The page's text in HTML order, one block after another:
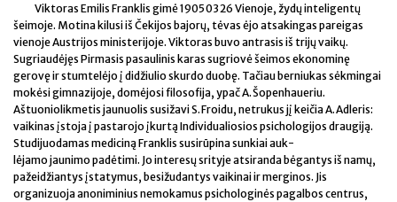
Viktoras Emilis Franklis gimė 1905 03 26 Vienoje, žydų inteligentų
šeimoje. Motina kilusi iš Čekijos bajorų, tėvas ėjo atsakingas pareigas
vienoje Austrijos ministerijoje. Viktoras buvo antrasis iš trijų vaikų.
Sugriaudėjęs Pirmasis pasaulinis karas sugriovė šeimos ekonominę
gerovę ir stumtelėjo į didžiulio skurdo duobę. Tačiau berniukas sėkmingai
mokėsi gimnazijoje, domėjosi filosofija, ypač A. Šopenhaueriu.
Aštuoniolikmetis jaunuolis susižavi S. Froidu, netrukus jį keičia A. Adleris:
vaikinas įstoja į pastarojo įkurtą Individualiosios psichologijos draugiją.
Studijuodamas mediciną Franklis susirūpina sunkiai auk-
lėjamo jaunimo padėtimi. Jo interesų srityje atsiranda bėgantys iš namų,
pažeidžiantys įstatymus, besižudantys vaikinai ir merginos. Jis
organizuoja anoniminius nemokamus psichologinės pagalbos centrus,